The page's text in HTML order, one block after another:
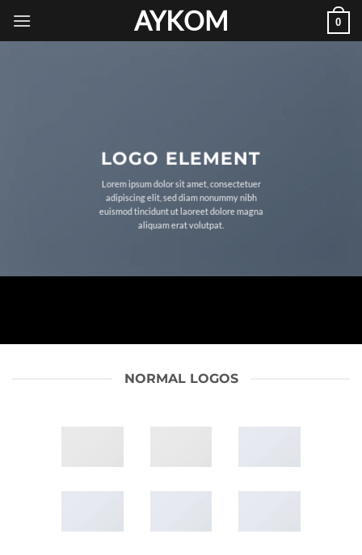
atla
AYKOM 0
LOGO ELEMENT
Lorem ipsum dolor sit amet, consectetuer
adipiscing elit, sed diam nonummy nibh
euismod tincidunt ut laoreet dolore magna
aliquam erat volutpat.
NORMAL LOGOS